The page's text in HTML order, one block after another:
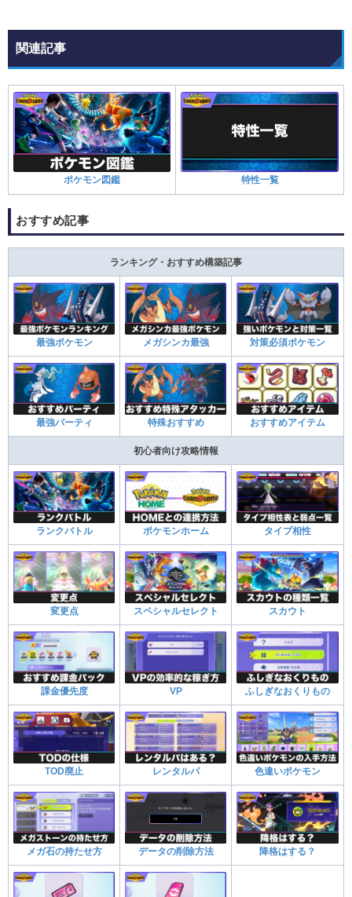
関連記事
ポケモン図鑑 特性一覧
おすすめ記事
ランキング・おすすめ構築記事
最強ポケモン メガシンカ最強 対策必須ポケモン
最強パーティ 特殊おすすめ おすすめアイテム
初心者向け攻略情報
ランクバトル ポケモンホーム タイプ相性
変更点 スペシャルセレクト スカウト
課金優先度 VP ふしぎなおくりもの
TOD廃止 レンタルパ 色違いポケモン
メガ石の持たせ方 データの削除方法 降格はする？